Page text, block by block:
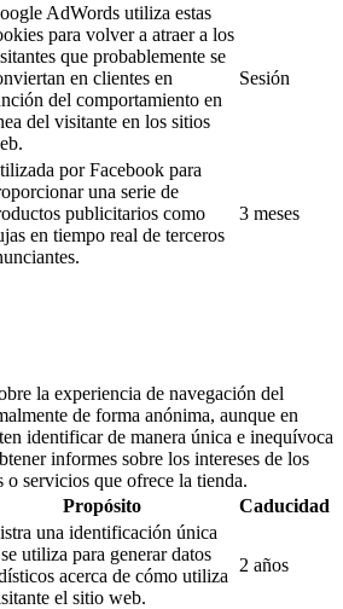
AdWords utiliza estas
para volver a atraer a los
que probablemente se
en clientes en
del comportamiento en
del visitante en los sitios
Sesión
por Facebook para
una serie de
publicitarios como
en tiempo real de terceros
3 meses
la experiencia de navegación del
de forma anónima, aunque en
identificar de manera única e inequívoca
informes sobre los intereses de los
o servicios que ofrece la tienda.
Propósito Caducidad
una identificación única
utiliza para generar datos
acerca de cómo utiliza
el sitio web.
2 años